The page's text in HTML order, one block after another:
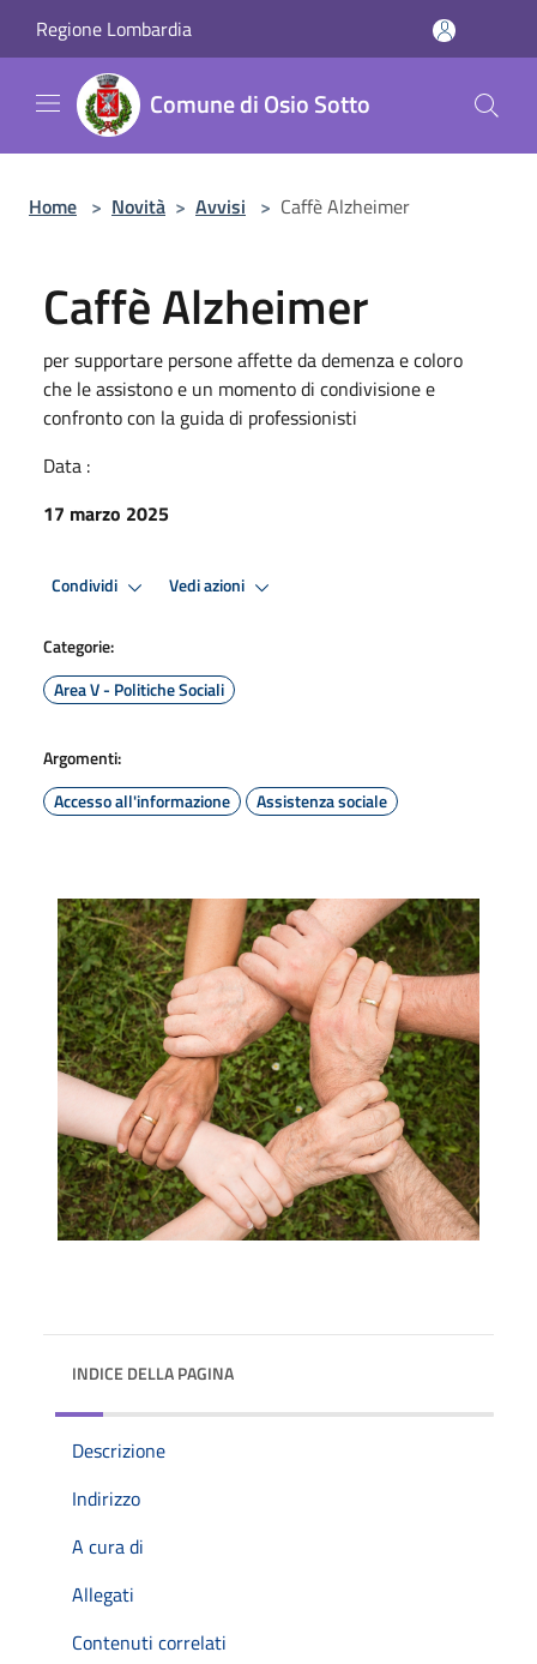
Regione Lombardia
Comune di Osio Sotto
Home > Novità > Avvisi > Caffè Alzheimer
Caffè Alzheimer
per supportare persone affette da demenza e coloro
che le assistono e un momento di condivisione e
confronto con la guida di professionisti
Data :
17 marzo 2025
Condividi Vedi azioni
Categorie:
Area V - Politiche Sociali
Argomenti:
Accesso all'informazione
Assistenza sociale
INDICE DELLA PAGINA
Descrizione
Indirizzo
A cura di
Allegati
Contenuti correlati